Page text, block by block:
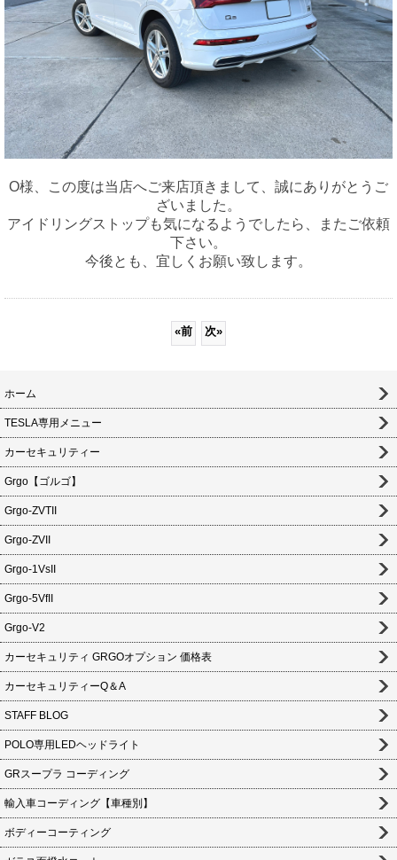
O様、この度は当店へご来店頂きまして、誠にありがとうご
ざいました。
アイドリングストップも気になるようでしたら、またご依頼
下さい。
今後とも、宜しくお願い致します。
«前 次»
ホーム
TESLA専用メニュー
カーセキュリティー
Grgo【ゴルゴ】
Grgo-ZVTII
Grgo-ZVII
Grgo-1VsII
Grgo-5VfII
Grgo-V2
カーセキュリティ GRGOオプション 価格表
カーセキュリティーQ＆A
STAFF BLOG
POLO専用LEDヘッドライト
GRスープラ コーディング
輸入車コーディング【車種別】
ボディーコーティング